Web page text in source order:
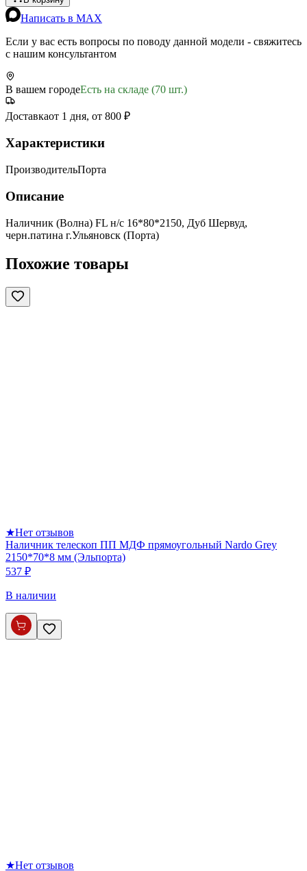
Написать в MAX
Если у вас есть вопросы по поводу данной модели - свяжитесь
с нашим консультантом
В вашем городеЕсть на складе (70 шт.)
Доставкаот 1 дня, от 800 ₽
Характеристики
ПроизводительПорта
Описание
Наличник (Волна) FL н/с 16*80*2150, Дуб Шервуд,
черн.патина г.Ульяновск (Порта)
Похожие товары
★Нет отзывов
Наличник телескоп ПП МДФ прямоугольный Nardo Grey
2150*70*8 мм (Эльпорта)
537 ₽
В наличии
★Нет отзывов